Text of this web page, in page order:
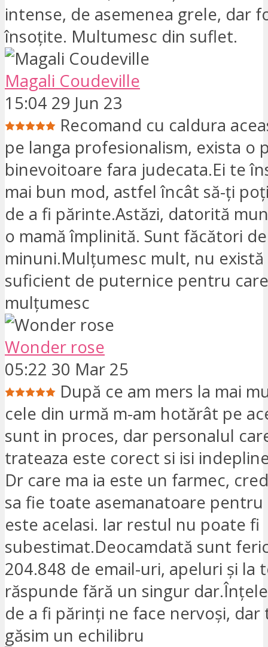
intense, de asemenea grele, dar
însoțite. Multumesc din suflet.
Magali Coudeville
15:04 29 Jun 23
Recomand cu caldura
pe langa profesionalism, exista o
binevoitoare fara judecata.Ei te
mai bun mod, astfel încât să-ți
de a fi părinte.Astăzi, datorită
o mamă împlinită. Sunt făcători de
minuni.Mulțumesc mult, nu
suficient de puternice pentru
mulțumesc
Wonder rose
05:22 30 Mar 25
După ce am mers la mai
cele din urmă m-am hotărât pe
sunt in proces, dar personalul
trateaza este corect si isi
Dr care ma ia este un farmec,
sa fie toate asemanatoare pentru
este acelasi. Iar restul nu poate fi
subestimat.Deocamdată sunt
204.848 de email-uri, apeluri și la
răspunde fără un singur
de a fi părinți ne face nervoși, dar
găsim un echilibru